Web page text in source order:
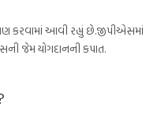
આવી રહ્યું છે.જીપીએસમાં
જેમ યોગદાનની કપાત.